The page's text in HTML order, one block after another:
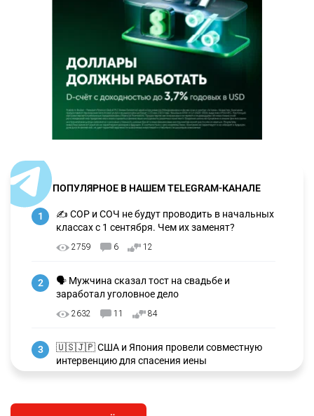
ПОПУЛЯРНОЕ В НАШЕМ TELEGRAM-КАНАЛЕ
1
✍️ СОР и СОЧ не будут проводить в начальных
классах с 1 сентября. Чем их заменят?
2759 6 12
2
🗣 Мужчина сказал тост на свадьбе и
заработал уголовное дело
2632 11 84
3
🇺🇸🇯🇵 США и Япония провели совместную
интервенцию для спасения иены